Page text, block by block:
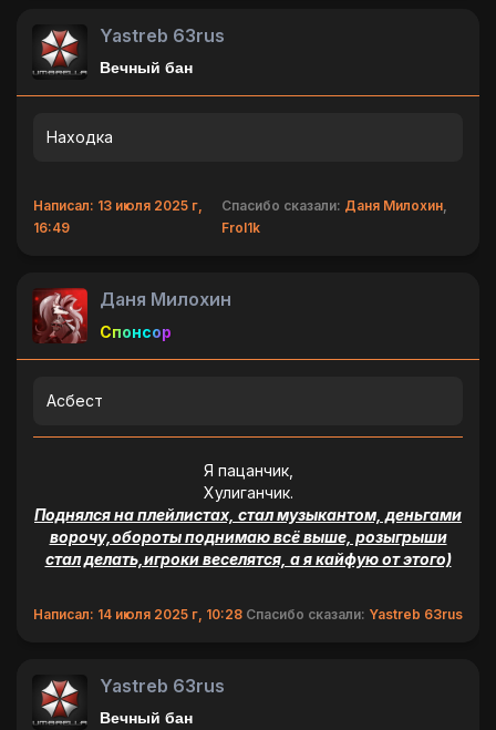
Yastreb 63rus
Вечный бан
Находка
Написал: 13 июля 2025 г,
16:49
Спасибо сказали: Даня Милохин,
Frol1k
Даня Милохин
Спонсор
Асбест
Я пацанчик,
Хулиганчик.
Поднялся на плейлистах, стал музыкантом, деньгами
ворочу,обороты поднимаю всё выше, розыгрыши
стал делать,игроки веселятся, а я кайфую от этого)
Написал: 14 июля 2025 г, 10:28 Спасибо сказали: Yastreb 63rus
Yastreb 63rus
Вечный бан